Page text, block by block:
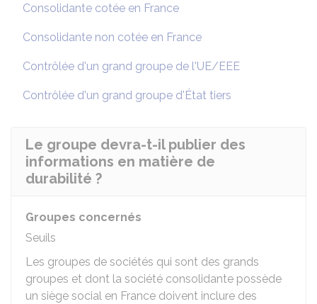
Consolidante cotée en France
Consolidante non cotée en France
Contrôlée d'un grand groupe de l'UE/EEE
Contrôlée d'un grand groupe d'État tiers
Le groupe devra-t-il publier des
informations en matière de
durabilité ?
Groupes concernés
Seuils
Les groupes de sociétés qui sont des grands
groupes et dont la société consolidante possède
un siège social en France doivent inclure des